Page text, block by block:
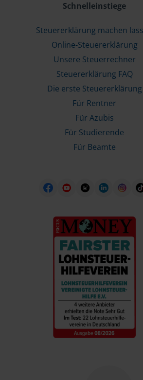
Schnelleinstiege
Steuererklärung machen
Online-Steuererklärung
Unsere Steuerrechner
Steuererklärung FAQ
Die erste Steuererklärung
Für Rentner
Für Azubis
Für Studierende
Für Beamte